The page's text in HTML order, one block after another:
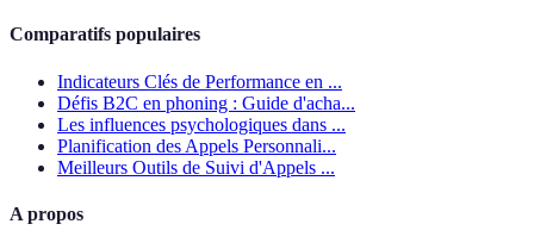
Comparatifs populaires
Indicateurs Clés de Performance en ...
Défis B2C en phoning : Guide d'acha...
Les influences psychologiques dans ...
Planification des Appels Personnali...
Meilleurs Outils de Suivi d'Appels ...
A propos